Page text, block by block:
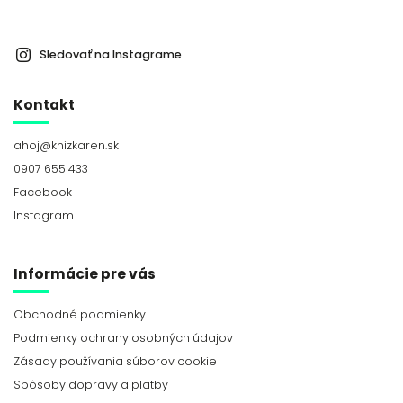
Sledovať na Instagrame
Kontakt
ahoj@knizkaren.sk
0907 655 433
Facebook
Instagram
Informácie pre vás
Obchodné podmienky
Podmienky ochrany osobných údajov
Zásady používania súborov cookie
Spôsoby dopravy a platby